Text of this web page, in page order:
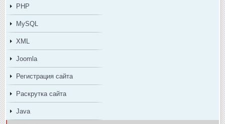
PHP
MySQL
XML
Joomla
Регистрация сайта
Раскрутка сайта
Java